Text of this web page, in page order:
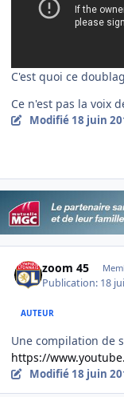
C'est quoi ce
Ce n'est pas la voix
Modifié 18 juin
zoom 45
Publication: 18
AUTEUR
Une compilation de
https://
Modifié 18 juin